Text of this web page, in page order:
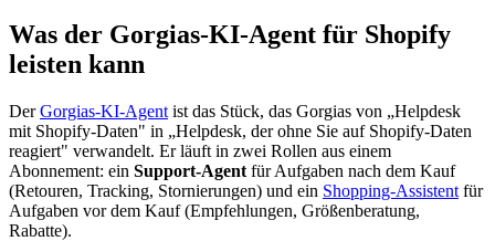
Was der Gorgias-KI-Agent für Shopify
leisten kann
DerGorgias-KI-Agent ist das Stück, das Gorgias von „Helpdesk
mit Shopify-Daten" in „Helpdesk, der ohne Sie auf Shopify-Daten
reagiert" verwandelt. Er läuft in zwei Rollen aus einem
Abonnement: ein Support-Agent für Aufgaben nach dem Kauf
(Retouren, Tracking, Stornierungen) und ein Shopping-Assistent für
Aufgaben vor dem Kauf (Empfehlungen, Größenberatung,
Rabatte).